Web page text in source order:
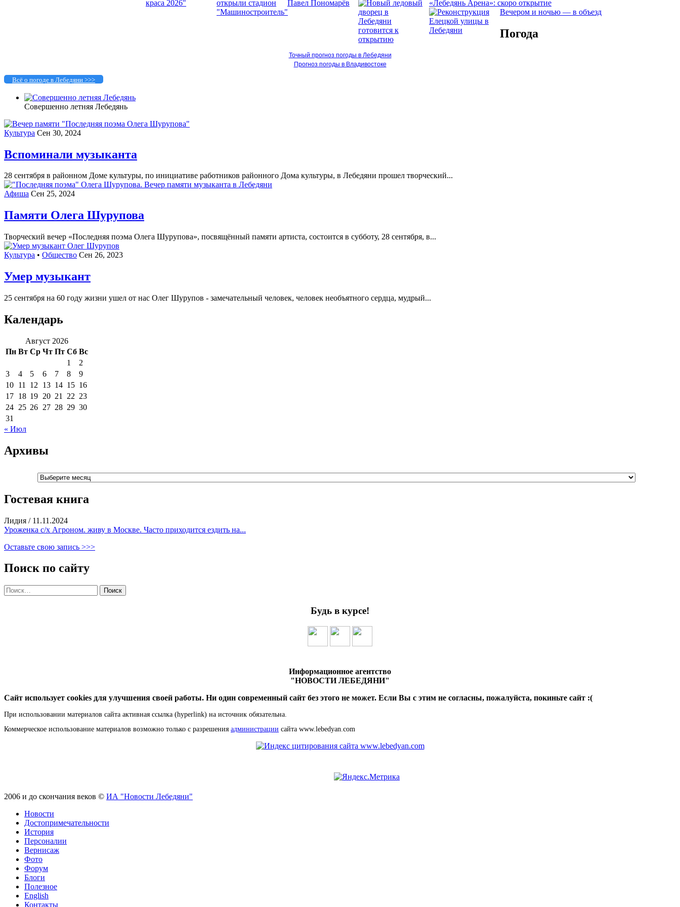
«Лебедянь Арена»: скоро открытие
Вечером и ночью — в объезд
Погода
Точный прогноз погоды в Лебедяни
Прогноз погоды в Владивостоке
Всё о погоде в Лебедяни >>>
Совершенно летняя Лебедянь
Культура Сен 30, 2024
Вспоминали музыканта
28 сентября в районном Доме культуры, по инициативе работников районного Дома культуры, в Лебедяни прошел творческий...
Афиша Сен 25, 2024
Памяти Олега Шурупова
Творческий вечер «Последняя поэма Олега Шурупова», посвящённый памяти артиста, состоится в субботу, 28 сентября, в...
Культура • Общество Сен 26, 2023
Умер музыкант
25 сентября на 60 году жизни ушел от нас Олег Шурупов - замечательный человек, человек необъятного сердца, мудрый...
Календарь
Август 2026
Пн Вт Ср Чт Пт Сб Вс
1
2
3
4 5 6 7 8
9
10 11 12 13 14 15 16
17 18 19 20 21 22 23
24 25 26 27 28 29 30
31
« Июл
Архивы
Гостевая книга
Лидия / 11.11.2024
Уроженка с/х Агроном. живу в Москве. Часто приходится ездить на...
Оставьте свою запись >>>
Поиск по сайту
Найти:
Будь в курсе!
Информационное агентство
"НОВОСТИ ЛЕБЕДЯНИ"
Сайт использует cookies для улучшения своей работы. Ни один современный сайт без этого не может. Если Вы с этим не согласны, пожалуйста, покиньте сайт :(
При использовании материалов сайта активная ссылка (hyperlink) на источник обязательна.
Коммерческое использование материалов возможно только с разрешения администрации сайта www.lebedyan.com
2006 и до скончания веков © ИА "Новости Лебедяни"
Новости
Достопримечательности
История
Персоналии
Вернисаж
Фото
Форум
Блоги
Полезное
English
Контакты